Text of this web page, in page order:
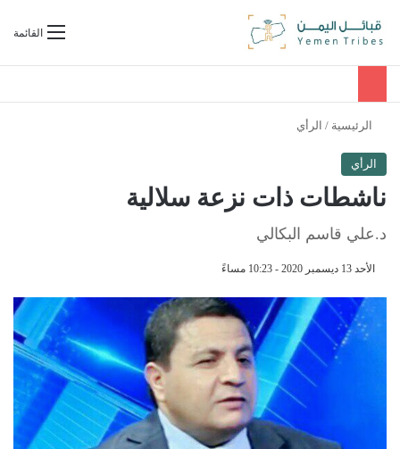
القائمةبحث عن
الرئيسية / الرأي
الرأي
ناشطات ذات نزعة سلالية
د.علي قاسم البكالي
الأحد 13 ديسمبر 2020 - 10:23 مساءً